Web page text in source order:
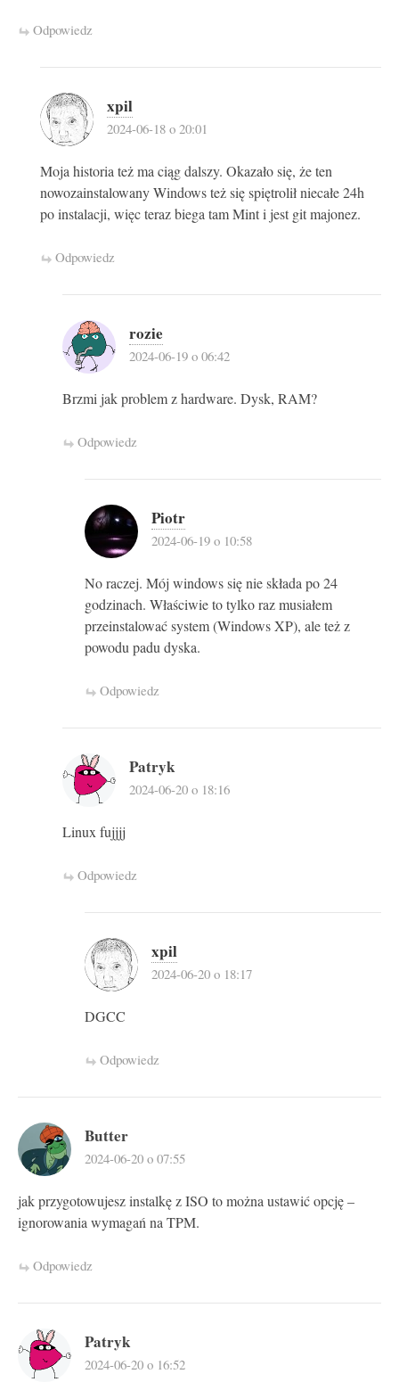
Odpowiedz
xpil
2024-06-18 o 20:01
Moja historia też ma ciąg dalszy. Okazało się, że ten
nowozainstalowany Windows też się spiętrolił niecałe 24h
po instalacji, więc teraz biega tam Mint i jest git majonez.
Odpowiedz
rozie
2024-06-19 o 06:42
Brzmi jak problem z hardware. Dysk, RAM?
Odpowiedz
Piotr
2024-06-19 o 10:58
No raczej. Mój windows się nie składa po 24
godzinach. Właściwie to tylko raz musiałem
przeinstalować system (Windows XP), ale też z
powodu padu dyska.
Odpowiedz
Patryk
2024-06-20 o 18:16
Linux fujjjj
Odpowiedz
xpil
2024-06-20 o 18:17
DGCC
Odpowiedz
Butter
2024-06-20 o 07:55
jak przygotowujesz instalkę z ISO to można ustawić opcję –
ignorowania wymagań na TPM.
Odpowiedz
Patryk
2024-06-20 o 16:52